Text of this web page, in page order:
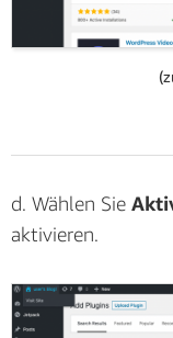
die Änderungen,
und gehen Sie
d. Wählen Sie
aktivieren.